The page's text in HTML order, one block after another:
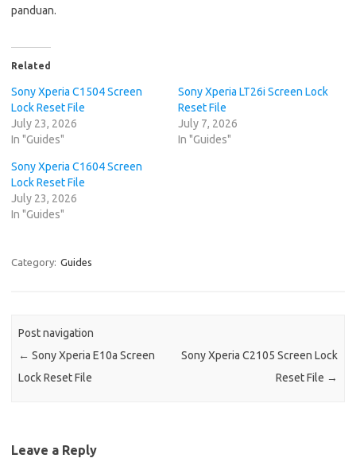
panduan.
Related
Sony Xperia C1504 Screen
Lock Reset File
July 23, 2026
In "Guides"
Sony Xperia LT26i Screen Lock
Reset File
July 7, 2026
In "Guides"
Sony Xperia C1604 Screen
Lock Reset File
July 23, 2026
In "Guides"
Category: Guides
Post navigation
← Sony Xperia E10a Screen
Lock Reset File
Sony Xperia C2105 Screen Lock
Reset File →
Leave a Reply